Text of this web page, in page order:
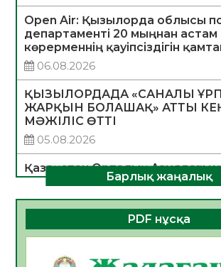
Open Air: Қызылорда облысы
департаменті 20 мыңнан астам
көрерменнің қауіпсіздігін
06.08.2026
ҚЫЗЫЛОРДАДА «САНАЛЫ
ЖАРҚЫН БОЛАШАҚ» АТТЫ
МӘЖІЛІС ӨТТІ
05.08.2026
Қазақстан Орталық Азиядағы
қолайлы ел атанды
05.08.2026
Өрт қауіпсіздігі талаптарын
азаматтың міндеті
05.08.2026
Барлық жаңалық
PDF нұсқа